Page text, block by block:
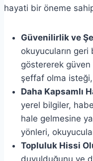
hayati bir öneme
Güvenilirlik ve
okuyucuların geri
göstererek
şeffaf olma isteği,
Daha Kapsamlı
yerel bilgiler,
hale gelmesine
yönleri,
Topluluk Hissi
duyulduğunu ve